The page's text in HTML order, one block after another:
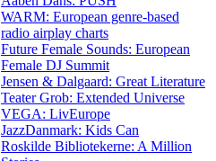
WARM: European genre-based
radio airplay charts
Future Female Sounds: European
Female DJ Summit
Jensen & Dalgaard: Great Literature
Teater Grob: Extended Universe
VEGA: LivEurope
JazzDanmark: Kids Can
Roskilde Bibliotekerne: A Million